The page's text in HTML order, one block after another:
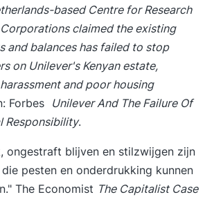
based Centre for Research
claimed the existing
and balances has failed to stop
on Unilever's Kenyan estate,
and poor housing
Forbes
Unilever And The Failure Of
Responsibility.
ongestraft blijven en stilzwijgen zijn
pesten en onderdrukking kunnen
The Economist The Capitalist Case